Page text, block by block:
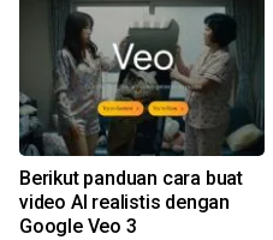
Berikut panduan cara buat
video AI realistis dengan
Google Veo 3